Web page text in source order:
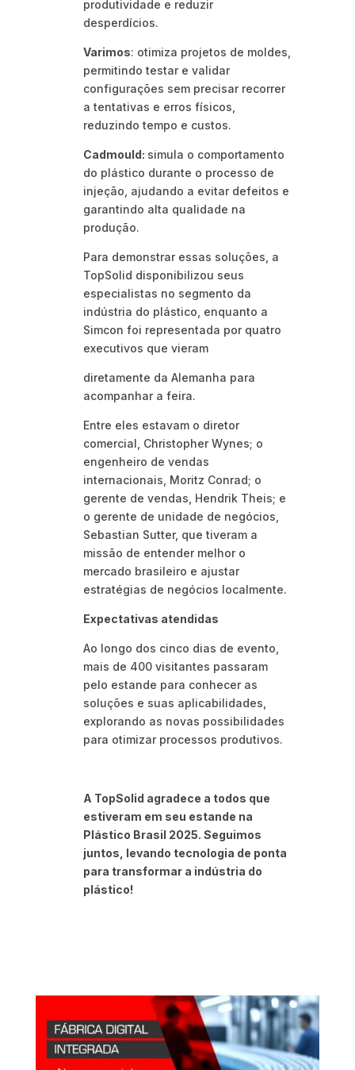
produtividade e reduzir
desperdícios.
Varimos: otimiza projetos de moldes,
permitindo testar e validar
configurações sem precisar recorrer
a tentativas e erros físicos,
reduzindo tempo e custos.
Cadmould: simula o comportamento
do plástico durante o processo de
injeção, ajudando a evitar defeitos e
garantindo alta qualidade na
produção.
Para demonstrar essas soluções, a
TopSolid disponibilizou seus
especialistas no segmento da
indústria do plástico, enquanto a
Simcon foi representada por quatro
executivos que vieram
diretamente da Alemanha para
acompanhar a feira.
Entre eles estavam o diretor
comercial, Christopher Wynes; o
engenheiro de vendas
internacionais, Moritz Conrad; o
gerente de vendas, Hendrik Theis; e
o gerente de unidade de negócios,
Sebastian Sutter, que tiveram a
missão de entender melhor o
mercado brasileiro e ajustar
estratégias de negócios localmente.
Expectativas atendidas
Ao longo dos cinco dias de evento,
mais de 400 visitantes passaram
pelo estande para conhecer as
soluções e suas aplicabilidades,
explorando as novas possibilidades
para otimizar processos produtivos.
A TopSolid agradece a todos que
estiveram em seu estande na
Plástico Brasil 2025. Seguimos
juntos, levando tecnologia de ponta
para transformar a indústria do
plástico!